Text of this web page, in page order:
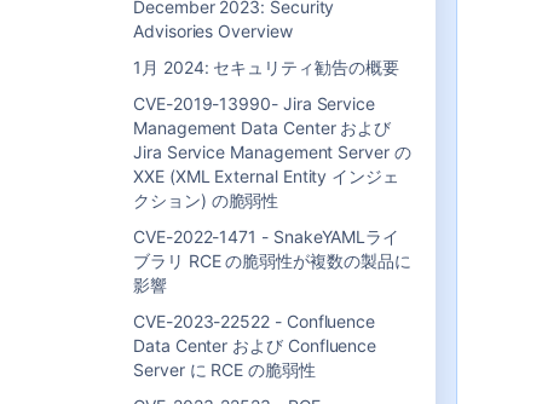
December 2023: Security
Advisories Overview
1月 2024: セキュリティ勧告の概要
CVE-2019-13990- Jira Service
Management Data Center および
Jira Service Management Server の
XXE (XML External Entity インジェ
クション) の脆弱性
CVE-2022-1471 - SnakeYAMLライ
ブラリ RCE の脆弱性が複数の製品に
影響
CVE-2023-22522 - Confluence
Data Center および Confluence
Server に RCE の脆弱性
are identified through Atlassian's
ongoing security assessments,
which include activities such as
testing processes, and third-party
library scans. Read more about
Atlassian's Security Bulletinshere
NOTE: The vulnerabilities included
in monthly Security Bulletins
present a lower impact than those
published via Critical Security
Advisories. Customers can expect
to receive those high-priority
patches outside of our monthly
schedule as necessary.